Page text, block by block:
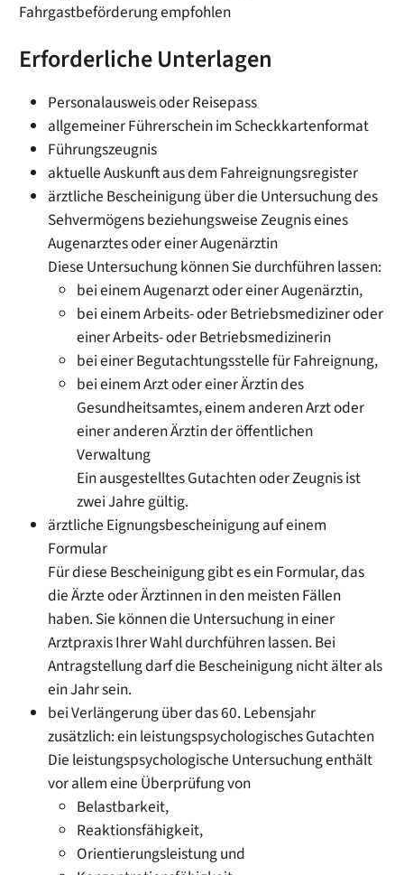
Fahrgastbeförderung empfohlen
Erforderliche Unterlagen
Personalausweis oder Reisepass
allgemeiner Führerschein im Scheckkartenformat
Führungszeugnis
aktuelle Auskunft aus dem Fahreignungsregister
ärztliche Bescheinigung über die Untersuchung des
Sehvermögens beziehungsweise Zeugnis eines
Augenarztes oder einer Augenärztin
Diese Untersuchung können Sie durchführen lassen:
bei einem Augenarzt oder einer Augenärztin,
bei einem Arbeits- oder Betriebsmediziner oder
einer Arbeits- oder Betriebsmedizinerin
bei einer Begutachtungsstelle für Fahreignung,
bei einem Arzt oder einer Ärztin des
Gesundheitsamtes, einem anderen Arzt oder
einer anderen Ärztin der öffentlichen
Verwaltung
Ein ausgestelltes Gutachten oder Zeugnis ist
zwei Jahre gültig.
ärztliche Eignungsbescheinigung auf einem
Formular
Für diese Bescheinigung gibt es ein Formular, das
die Ärzte oder Ärztinnen in den meisten Fällen
haben. Sie können die Untersuchung in einer
Arztpraxis Ihrer Wahl durchführen lassen. Bei
Antragstellung darf die Bescheinigung nicht älter als
ein Jahr sein.
bei Verlängerung über das 60. Lebensjahr
zusätzlich: ein leistungspsychologisches Gutachten
Die leistungspsychologische Untersuchung enthält
vor allem eine Überprüfung von
Belastbarkeit,
Reaktionsfähigkeit,
Orientierungsleistung und